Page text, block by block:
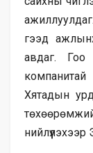
гээд
авдаг.
Хятадын